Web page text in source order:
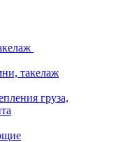
такелаж
груза,